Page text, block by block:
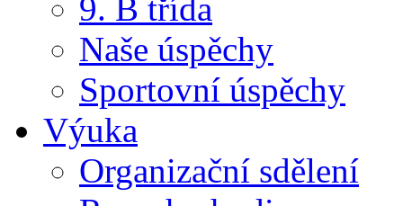
9. B třída
Naše úspěchy
Sportovní úspěchy
Výuka
Organizační sdělení